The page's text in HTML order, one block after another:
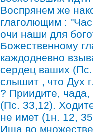
Воспрянем же
глаголющим :
очи наши для
Божественному
каждодневно
сердец ваших
слышит , что Дух
? Приидите,
(Пс. 33,12).
не имет (1н. 12,
Ища во множестве